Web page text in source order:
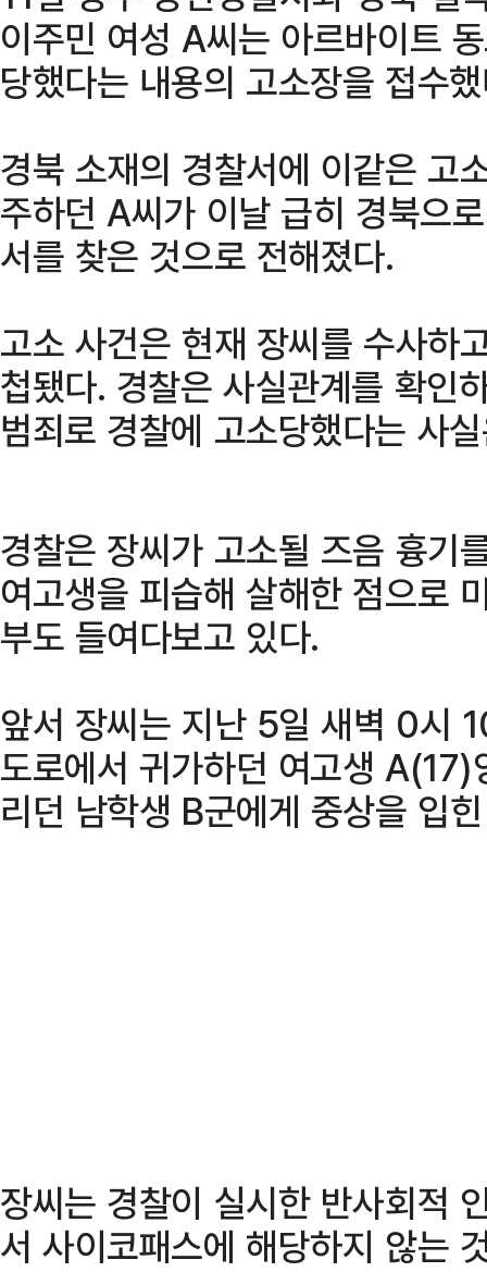
이주민 여성 A씨는 아르바이트
당했다는 내용의 고소장을 접수
경북 소재의 경찰서에 이같은 고
주하던 A씨가 이날 급히 경북으
서를 찾은 것으로 전해졌다.
고소 사건은 현재 장씨를 수사하
첩됐다. 경찰은 사실관계를 확인
범죄로 경찰에 고소당했다는 사
경찰은 장씨가 고소될 즈음 흉기
여고생을 피습해 살해한 점으로
부도 들여다보고 있다.
앞서 장씨는 지난 5일 새벽 0시
도로에서 귀가하던 여고생
리던 남학생 B군에게 중상을 입
장씨는 경찰이 실시한 반사회적
서 사이코패스에 해당하지 않는